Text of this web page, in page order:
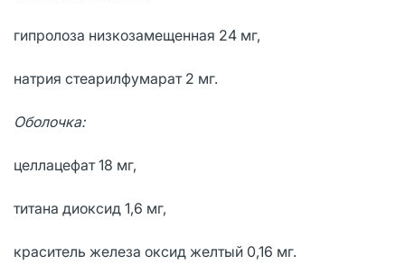
гипролоза низкозамещенная 24 мг,
натрия стеарилфумарат 2 мг.
Оболочка:
целлацефат 18 мг,
титана диоксид 1,6 мг,
краситель железа оксид желтый 0,16 мг.